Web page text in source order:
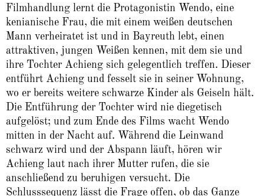
Filmhandlung lernt die Protagonistin Wendo, eine
kenianische Frau, die mit einem weißen deutschen
Mann verheiratet ist und in Bayreuth lebt, einen
attraktiven, jungen Weißen kennen, mit dem sie und
ihre Tochter Achieng sich gelegentlich treffen. Dieser
entführt Achieng und fesselt sie in seiner Wohnung,
wo er bereits weitere schwarze Kinder als Geiseln hält.
Die Entführung der Tochter wird nie diegetisch
aufgelöst; und zum Ende des Films wacht Wendo
mitten in der Nacht auf. Während die Leinwand
schwarz wird und der Abspann läuft, hören wir
Achieng laut nach ihrer Mutter rufen, die sie
anschließend zu beruhigen versucht. Die
Schlusssequenz lässt die Frage offen, ob das Ganze